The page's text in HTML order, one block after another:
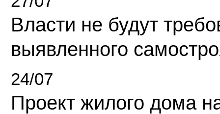
Власти не будут
выявленного
24/07
Проект жилого дома